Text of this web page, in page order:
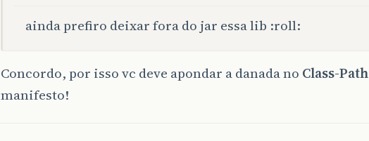
ainda prefiro deixar fora do jar essa lib :roll:
Concordo, por isso vc deve apondar a danada no Class-Path
manifesto!